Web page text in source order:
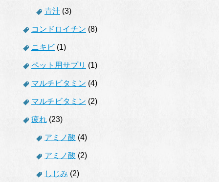
青汁 (3)
コンドロイチン (8)
ニキビ (1)
ペット用サプリ (1)
マルチビタミン (4)
マルチビタミン (2)
疲れ (23)
アミノ酸 (4)
アミノ酸 (2)
しじみ (2)